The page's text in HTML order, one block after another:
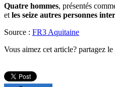
Quatre hommes, présentés
et les seize autres personnes
Source : FR3 Aquitaine
Vous aimez cet article? partagez